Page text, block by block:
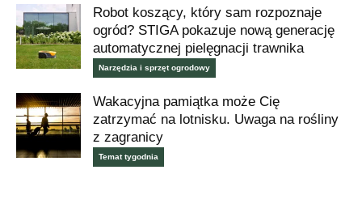
Robot koszący, który sam rozpoznaje
ogród? STIGA pokazuje nową generację
automatycznej pielęgnacji trawnika
Narzędzia i sprzęt ogrodowy
Wakacyjna pamiątka może Cię
zatrzymać na lotnisku. Uwaga na rośliny
z zagranicy
Temat tygodnia